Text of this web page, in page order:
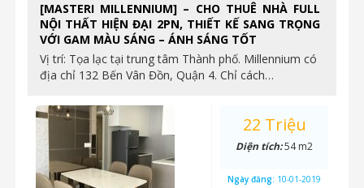
[MASTERI MILLENNIUM] – CHO THUÊ NHÀ FULL
NỘI THẤT HIỆN ĐẠI 2PN, THIẾT KẾ SANG TRỌNG
VỚI GAM MÀU SÁNG – ÁNH SÁNG TỐT
Vị trí: Tọa lạc tại trung tâm Thành phố. Millennium có
địa chỉ 132 Bến Vân Đồn, Quận 4. Chỉ cách…
22 Triệu
Diện tích:54 m2
Ngày đăng: 10-01-2019